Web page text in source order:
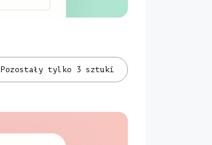
Pozostały tylko 3 sztuki